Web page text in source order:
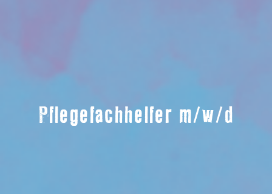
Pflegefachhelfer m/w/d